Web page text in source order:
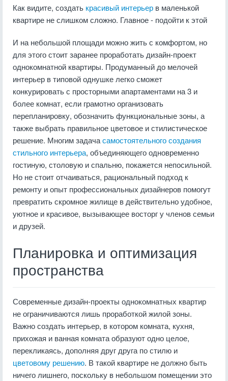
Как видите, создать красивый интерьер в маленькой
квартире не слишком сложно. Главное - подойти к этой
И на небольшой площади можно жить с комфортом, но
для этого стоит заранее проработать дизайн-проект
однокомнатной квартиры. Продуманный до мелочей
интерьер в типовой однушке легко сможет
конкурировать с просторными апартаментами на 3 и
более комнат, если грамотно организовать
перепланировку, обозначить функциональные зоны, а
также выбрать правильное цветовое и стилистическое
решение. Многим задачасамостоятельного создания
стильного интерьера, объединяющего одновременно
гостиную, столовую и спальню, покажется непосильной.
Но не стоит отчаиваться, рациональный подход к
ремонту и опыт профессиональных дизайнеров помогут
превратить скромное жилище в действительно удобное,
уютное и красивое, вызывающее восторг у членов семьи
и друзей.
Планировка и оптимизация
пространства
Современные дизайн-проекты однокомнатных квартир
не ограничиваются лишь проработкой жилой зоны.
Важно создать интерьер, в котором комната, кухня,
прихожая и ванная комната образуют одно целое,
перекликаясь, дополняя друг друга по стилю и
цветовому решению. В такой квартире не должно быть
ничего лишнего, поскольку в небольшом помещении это